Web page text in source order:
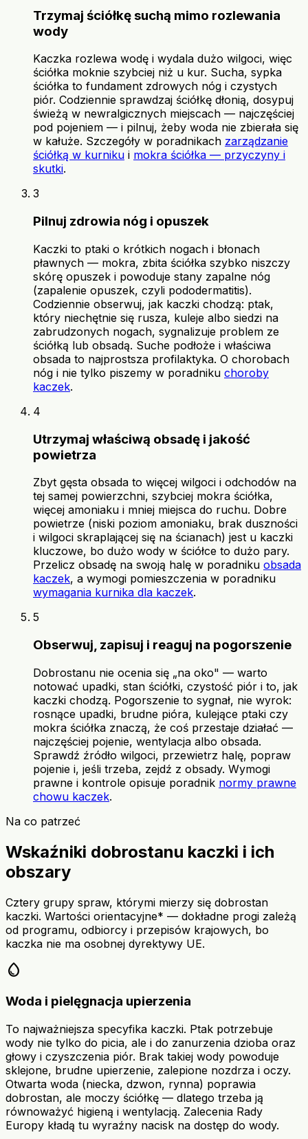
Trzymaj ściółkę suchą mimo rozlewania
wody
Kaczka rozlewa wodę i wydala dużo wilgoci, więc
ściółka moknie szybciej niż u kur. Sucha, sypka
ściółka to fundament zdrowych nóg i czystych
piór. Codziennie sprawdzaj ściółkę dłonią, dosypuj
świeżą w newralgicznych miejscach — najczęściej
pod pojeniem — i pilnuj, żeby woda nie zbierała się
w kałuże. Szczegóły w poradnikach zarządzanie
ściółką w kurniku i mokra ściółka — przyczyny i
skutki.
3
Pilnuj zdrowia nóg i opuszek
Kaczki to ptaki o krótkich nogach i błonach
pławnych — mokra, zbita ściółka szybko niszczy
skórę opuszek i powoduje stany zapalne nóg
(zapalenie opuszek, czyli pododermatitis).
Codziennie obserwuj, jak kaczki chodzą: ptak,
który niechętnie się rusza, kuleje albo siedzi na
zabrudzonych nogach, sygnalizuje problem ze
ściółką lub obsadą. Suche podłoże i właściwa
obsada to najprostsza profilaktyka. O chorobach
nóg i nie tylko piszemy w poradniku choroby
kaczek.
4
Utrzymaj właściwą obsadę i jakość
powietrza
Zbyt gęsta obsada to więcej wilgoci i odchodów na
tej samej powierzchni, szybciej mokra ściółka,
więcej amoniaku i mniej miejsca do ruchu. Dobre
powietrze (niski poziom amoniaku, brak duszności
i wilgoci skraplającej się na ścianach) jest u kaczki
kluczowe, bo dużo wody w ściółce to dużo pary.
Przelicz obsadę na swoją halę w poradniku obsada
kaczek, a wymogi pomieszczenia w poradniku
wymagania kurnika dla kaczek.
5
Obserwuj, zapisuj i reaguj na pogorszenie
Dobrostanu nie ocenia się „na oko" — warto
notować upadki, stan ściółki, czystość piór i to, jak
kaczki chodzą. Pogorszenie to sygnał, nie wyrok:
rosnące upadki, brudne pióra, kulejące ptaki czy
mokra ściółka znaczą, że coś przestaje działać —
najczęściej pojenie, wentylacja albo obsada.
Sprawdź źródło wilgoci, przewietrz halę, popraw
pojenie i, jeśli trzeba, zejdź z obsady. Wymogi
prawne i kontrole opisuje poradnik normy prawne
chowu kaczek.
Na co patrzeć
Wskaźniki dobrostanu kaczki i ich
obszary
Cztery grupy spraw, którymi mierzy się dobrostan
kaczki. Wartości orientacyjne* — dokładne progi zależą
od programu, odbiorcy i przepisów krajowych, bo
kaczka nie ma osobnej dyrektywy UE.
water_drop
Woda i pielęgnacja upierzenia
To najważniejsza specyfika kaczki. Ptak potrzebuje
wody nie tylko do picia, ale i do zanurzenia dzioba oraz
głowy i czyszczenia piór. Brak takiej wody powoduje
sklejone, brudne upierzenie, zalepione nozdrza i oczy.
Otwarta woda (niecka, dzwon, rynna) poprawia
dobrostan, ale moczy ściółkę — dlatego trzeba ją
równoważyć higieną i wentylacją. Zalecenia Rady
Europy kładą tu wyraźny nacisk na dostęp do wody.